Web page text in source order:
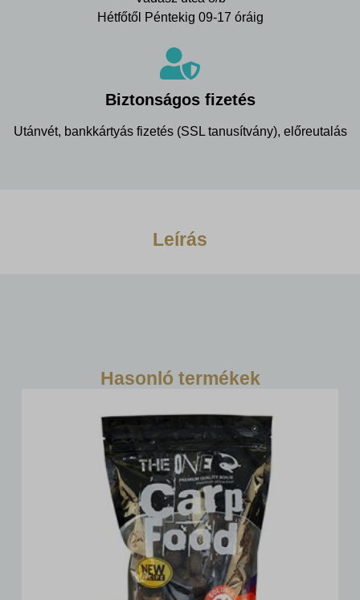
Hétfőtől Péntekig 09-17 óráig
Biztonságos fizetés
Utánvét, bankkártyás fizetés (SSL tanusítvány), előreutalás
Leírás
Hasonló termékek